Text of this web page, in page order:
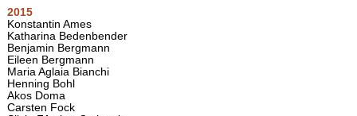
2015
Konstantin Ames
Katharina Bedenbender
Benjamin Bergmann
Eileen Bergmann
Maria Aglaia Bianchi
Henning Bohl
Akos Doma
Carsten Fock